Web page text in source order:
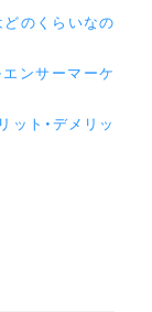
どのくらいなの
ンサーマーケ
ット・デメリッ